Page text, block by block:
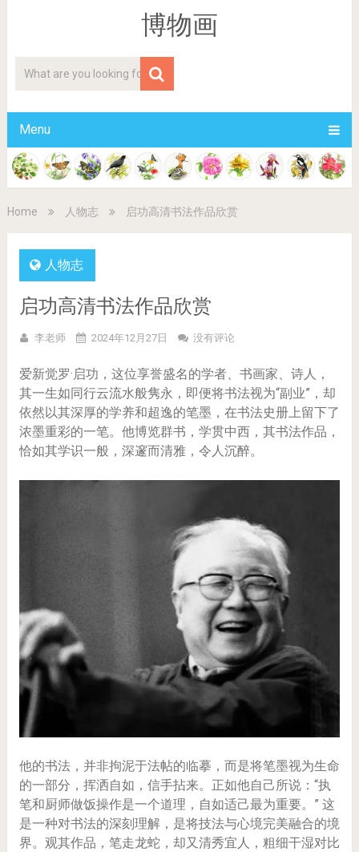
博物画
Menu
Home 人物志 启功高清书法作品欣赏
人物志
启功高清书法作品欣赏
李老师 2024年12月27日 没有评论
爱新觉罗·启功，这位享誉盛名的学者、书画家、诗人，
其一生如同行云流水般隽永，即便将书法视为“副业”，却
依然以其深厚的学养和超逸的笔墨，在书法史册上留下了
浓墨重彩的一笔。他博览群书，学贯中西，其书法作品，
恰如其学识一般，深邃而清雅，令人沉醉。
他的书法，并非拘泥于法帖的临摹，而是将笔墨视为生命
的一部分，挥洒自如，信手拈来。正如他自己所说：“执
笔和厨师做饭操作是一个道理，自如适己最为重要。” 这
是一种对书法的深刻理解，是将技法与心境完美融合的境
界。观其作品，笔走龙蛇，却又清秀宜人，粗细干湿对比